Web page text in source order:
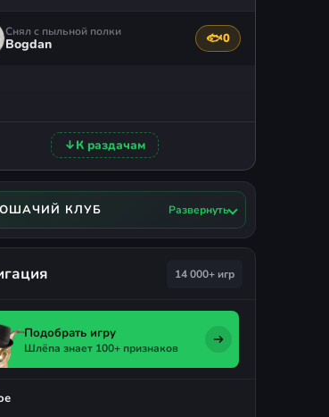
Снял с пыльной полки
Bogdan 🐟0
Поблагодарить
↓К раздачам
КЛУБ Развернуть
14 000+ игр
Подобрать игру
Шлёпа знает 100+ признаков